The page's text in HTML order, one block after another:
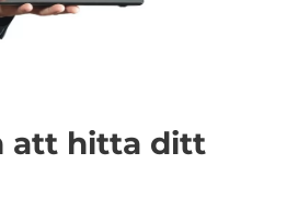
att hitta ditt